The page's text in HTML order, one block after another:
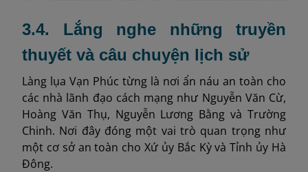
3.4. Lắng nghe những truyền
thuyết và câu chuyện lịch sử
Làng lụa Vạn Phúc từng là nơi ẩn náu an toàn cho
các nhà lãnh đạo cách mạng như Nguyễn Văn Cừ,
Hoàng Văn Thụ, Nguyễn Lương Bằng và Trường
Chinh. Nơi đây đóng một vai trò quan trọng như
một cơ sở an toàn cho Xứ ủy Bắc Kỳ và Tỉnh ủy Hà
Đông.